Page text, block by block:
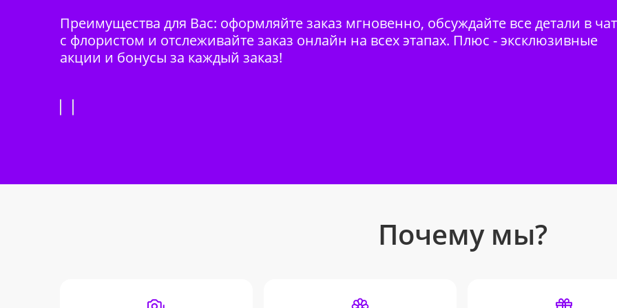
Преимущества для Вас: оформляйте заказ мгновенно, обсуждайте все детали в
с флористом и отслеживайте заказ онлайн на всех этапах. Плюс - эксклюзивные
акции и бонусы за каждый заказ!
Почему мы?